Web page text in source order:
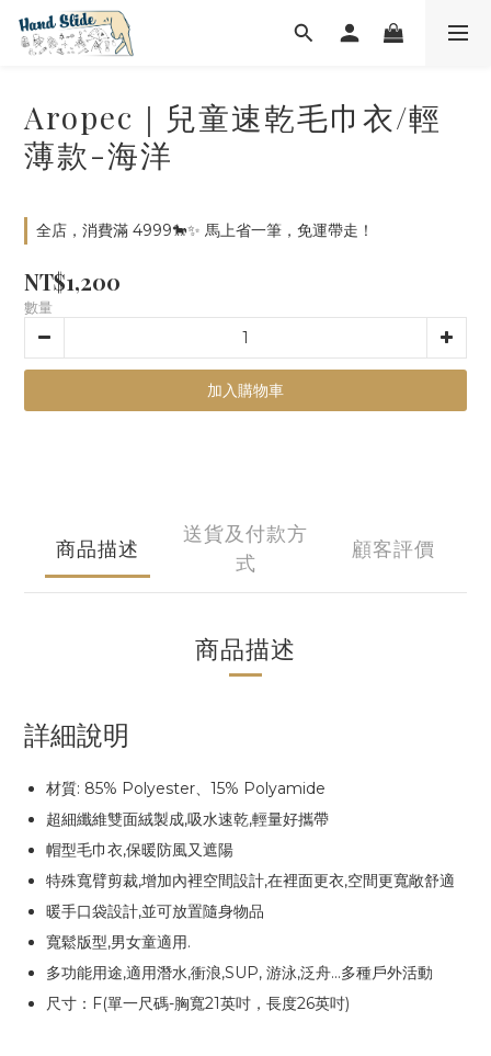
Aropec｜兒童速乾毛巾衣/輕
薄款-海洋
全店，消費滿 4999🐎✨ 馬上省一筆，免運帶走！
NT$1,200
數量
加入購物車
商品描述
送貨及付款方
式
顧客評價
商品描述
詳細說明
材質: 85% Polyester、15% Polyamide
超細纖維雙面絨製成,吸水速乾,輕量好攜帶
帽型毛巾衣,保暖防風又遮陽
特殊寬臂剪裁,增加內裡空間設計,在裡面更衣,空間更寬敞舒適
暖手口袋設計,並可放置隨身物品
寬鬆版型,男女童適用.
多功能用途,適用潛水,衝浪,SUP, 游泳,泛舟…多種戶外活動
尺寸：F(單一尺碼-胸寬21英吋，長度26英吋)